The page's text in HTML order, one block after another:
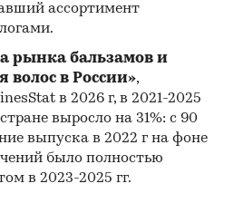
ассортимент
рынка бальзамов и
волос в России»,
в 2026 г, в 2021-2025
выросло на 31%: с 90
выпуска в 2022 г на фоне
было полностью
в 2023-2025 гг.